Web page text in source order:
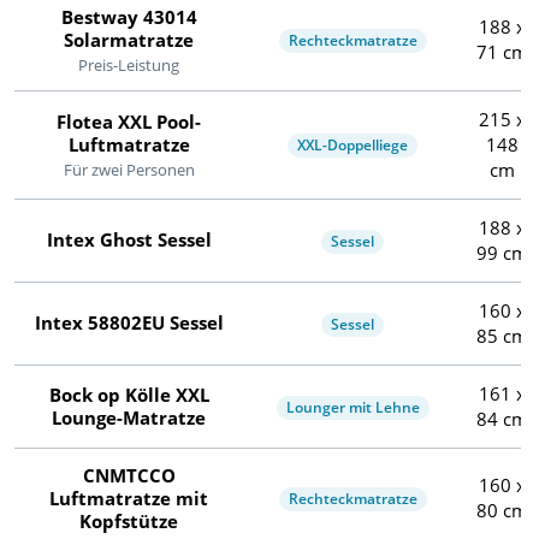
Bestway 43014
Solarmatratze
Preis-Leistung
Rechteckmatratze
188 x
71 cm
Flotea XXL Pool-
Luftmatratze
Für zwei Personen
XXL-Doppelliege
215 x
148
cm
Intex Ghost Sessel Sessel
188 x
99 cm
Intex 58802EU Sessel Sessel
160 x
85 cm
Bock op Kölle XXL
Lounge-Matratze
Lounger mit Lehne
161 x
84 cm
CNMTCCO
Luftmatratze mit
Kopfstütze
Rechteckmatratze
160 x
80 cm